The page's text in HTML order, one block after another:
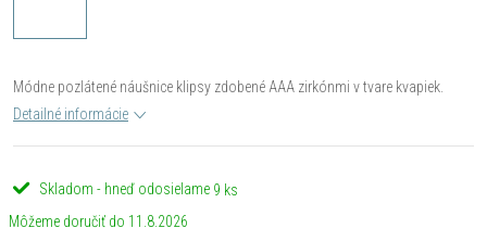
Módne pozlátené náušnice klipsy zdobené AAA zirkónmi v tvare kvapiek.
Detailné informácie
Skladom - hneď odosielame 9 ks
11.8.2026